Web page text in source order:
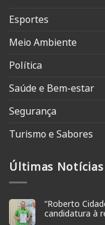
Esportes
Meio Ambiente
Política
Saúde e Bem-estar
Segurança
Turismo e Sabores
Últimas Notícias
“Roberto
candidatura à